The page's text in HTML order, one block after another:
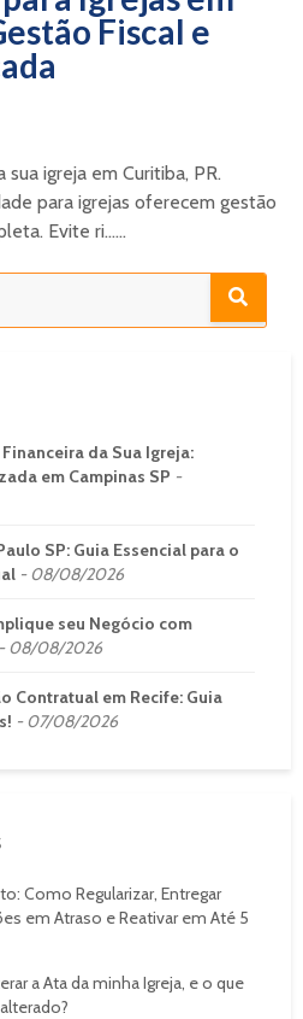
Fiscal e
igreja em Curitiba, PR.
para igrejas oferecem gestão
Evite ri......
da Sua Igreja:
em Campinas SP
SP: Guia Essencial para o
08/08/2026
seu Negócio com
08/08/2026
Contratual em Recife: Guia
07/08/2026
Como Regularizar, Entregar
em Atraso e Reativar em Até 5
a Ata da minha Igreja, e o que